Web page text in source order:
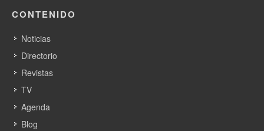
CONTENIDO
Noticias
Directorio
Revistas
TV
Agenda
Blog